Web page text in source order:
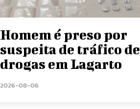
Homem é preso por
suspeita de tráfico de
drogas em Lagarto
2026-08-06